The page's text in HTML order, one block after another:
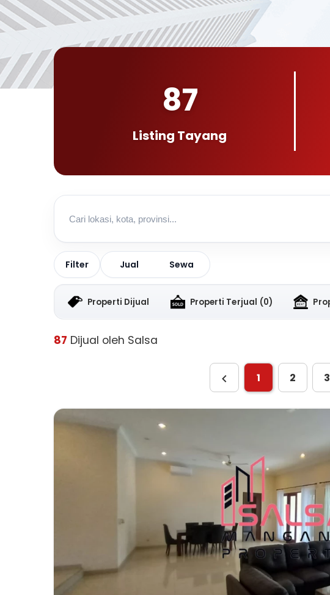
87
Listing Tayang
Filter Jual Sewa
Properti Dijual Properti Terjual (0)
87 Dijual oleh Salsa
1 2 3